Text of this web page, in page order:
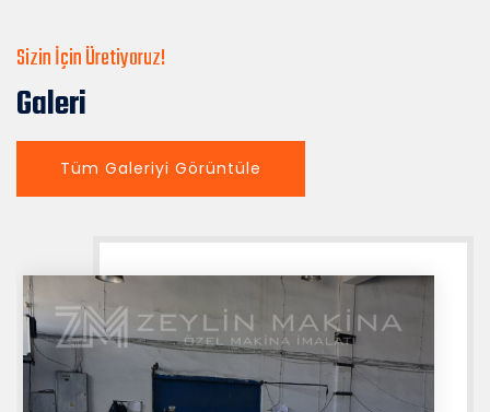
Sizin İçin Üretiyoruz!
Galeri
Tüm Galeriyi Görüntüle